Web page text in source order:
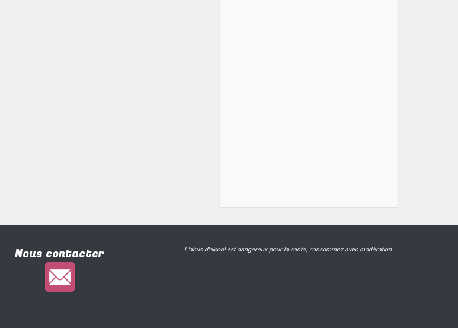
Nous contacter L'abus d'alcool est dangereux pour la santé, consommez avec modération